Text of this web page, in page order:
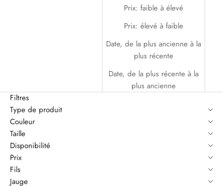
Prix: faible à élevé
Prix: élevé à faible
Date, de la plus ancienne à la
plus récente
Date, de la plus récente à la
plus ancienne
Filtres
Type de produit
Couleur
Taille
Disponibilité
Prix
Fils
Jauge